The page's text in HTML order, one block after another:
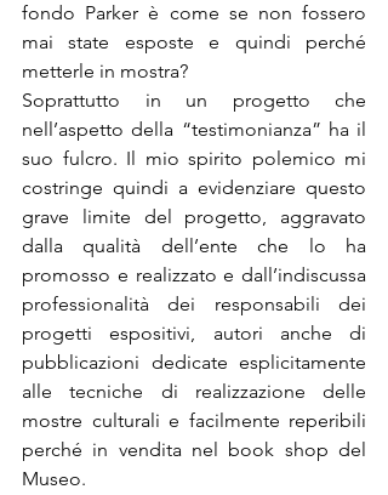
fondo Parker è come se non fossero
mai state esposte e quindi perché
metterle in mostra?
Soprattutto in un progetto che
nell’aspetto della “testimonianza” ha il
suo fulcro. Il mio spirito polemico mi
costringe quindi a evidenziare questo
grave limite del progetto, aggravato
dalla qualità dell’ente che lo ha
promosso e realizzato e dall’indiscussa
professionalità dei responsabili dei
progetti espositivi, autori anche di
pubblicazioni dedicate esplicitamente
alle tecniche di realizzazione delle
mostre culturali e facilmente reperibili
perché in vendita nel book shop del
Museo.